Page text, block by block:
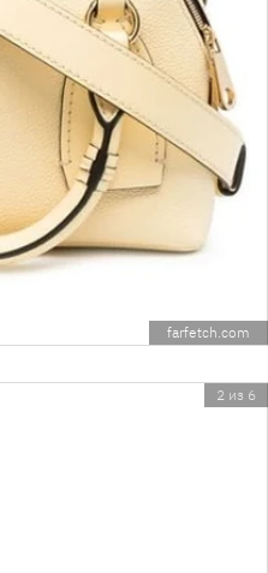
farfetch.com
2 из 6